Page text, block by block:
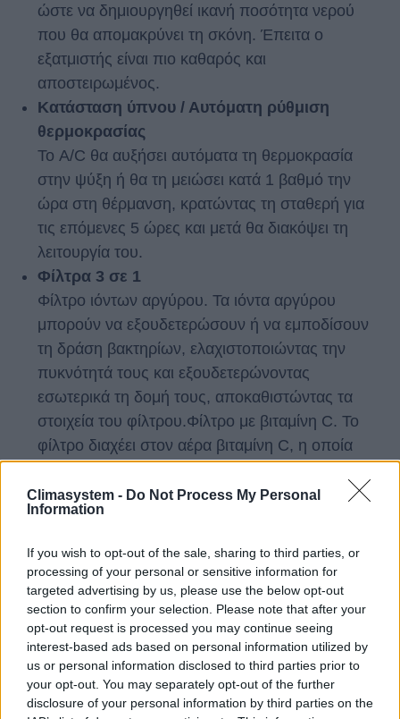
Climasystem - Do Not Process My Personal
Information
If you wish to opt-out of the sale, sharing to third parties, or
processing of your personal or sensitive information for
targeted advertising by us, please use the below opt-out
section to confirm your selection. Please note that after your
opt-out request is processed you may continue seeing
interest-based ads based on personal information utilized by
us or personal information disclosed to third parties prior to
your opt-out. You may separately opt-out of the further
disclosure of your personal information by third parties on the
ώστε να δημιουργηθεί ικανή ποσότητα νερού
που θα απομακρύνει τη σκόνη. Έπειτα ο
εξατμιστής είναι πιο καθαρός και
αποστειρωμένος.
Κατάσταση ύπνου / Αυτόματη ρύθμιση
θερμοκρασίας
Το A/C θα αυξήσει αυτόματα τη θερμοκρασία
στην ψύξη ή θα τη μειώσει κατά 1 βαθμό την
ώρα στη θέρμανση, κρατώντας τη σταθερή για
τις επόμενες 5 ώρες και μετά θα διακόψει τη
λειτουργία του.
Φίλτρα 3 σε 1
Φίλτρο ιόντων αργύρου. Τα ιόντα αργύρου
μπορούν να εξουδετερώσουν ή να εμποδίσουν
τη δράση βακτηρίων, ελαχιστοποιώντας την
πυκνότητά τους και εξουδετερώνοντας
εσωτερικά τη δομή τους, αποκαθιστώντας τα
στοιχεία του φίλτρου.Φίλτρο με βιταμίνη C. Το
φίλτρο διαχέει στον αέρα βιταμίνη C, η οποία
Πυράντοχο κουτί
Το κουτί της εσωτερικής πλακέτας είναι
υψηλής πυραντοχής και καλυμμένο με μεταλλική
πλάκα ώστε να εξασφαλίζεται υψηλή
προστασία.
Οικολογικό ψυκτικό υγρό R32
Το νέο οικολογικό ψυκτικό υγρό R32, με χαμηλό
δυναμικό υπερθέρμανσης του πλανήτη, δεν
επιδρά αρνητικά στο στρώμα του όζοντος,